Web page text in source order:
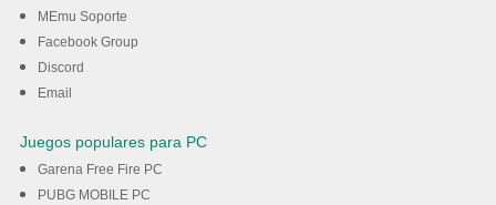
MEmu Soporte
Facebook Group
Discord
Email
Juegos populares para PC
Garena Free Fire PC
PUBG MOBILE PC